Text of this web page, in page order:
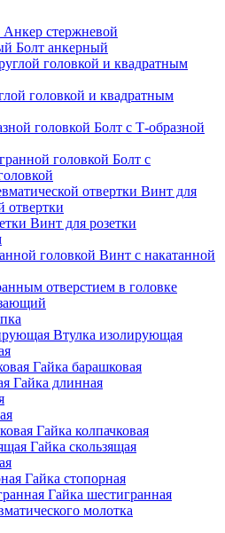
Анкер стержневой
Болт анкерный
головкой и квадратным
Болт с Т-образной
Болт с
Винт для
отвертки
Винт для розетки
Винт с накатанной
отверстием в головке
Втулка изолирующая
Гайка барашковая
Гайка длинная
Гайка колпачковая
Гайка скользящая
Гайка стопорная
Гайка шестигранная
молотка